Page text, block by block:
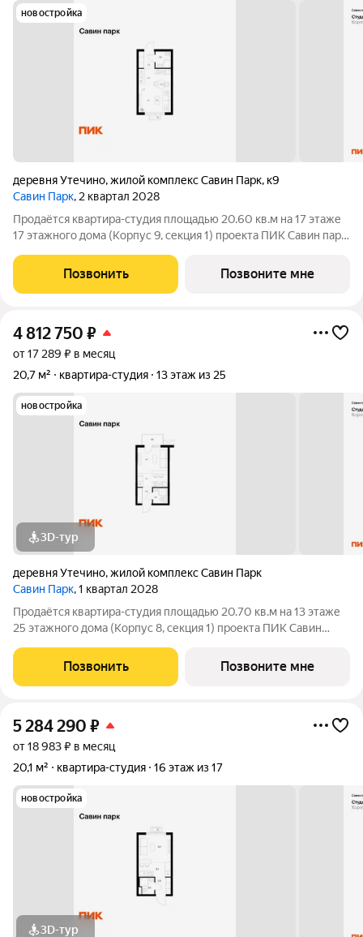
новостройка
деревня Утечино,жилой комплекс Савин Парк, к9
Савин Парк, 2 квартал 2028
Продаётся квартира-студия площадью 20.60 кв.м на 17 этаже
17 этажного дома (Корпус 9, секция 1) проекта ПИК Савин парк.
функциональная планировка, большие окна, с отделкой. Жилой
квартал «Савин парк»
Позвонить Позвоните мне
4 812 750 ₽
от 17 289 ₽ в месяц
20,7 м²
квартира-студия 13 этаж из 25
новостройка
3D-тур
деревня Утечино,жилой комплекс Савин Парк
Савин Парк, 1 квартал 2028
Продаётся квартира-студия площадью 20.70 кв.м на 13 этаже
25 этажного дома (Корпус 8, секция 1) проекта ПИК Савин
функциональная планировка, большие окна, с отделкой. Жилой
квартал «Савин парк»
Позвонить Позвоните мне
5 284 290 ₽
от 18 983 ₽ в месяц
20,1 м²
квартира-студия 16 этаж из 17
новостройка
3D-тур